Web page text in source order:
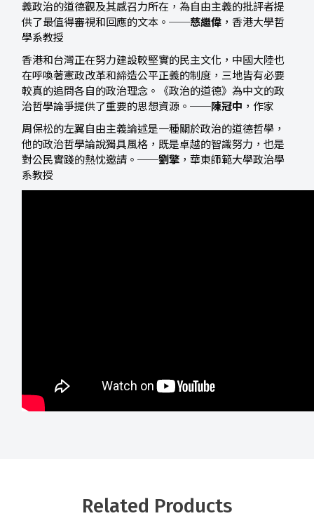
義政治的道德觀及其感召力所在，為自由主義的批評者提
供了最值得審視和回應的文本。──慈繼偉 ，香港大學哲
學系教授
香港和台灣正在努力建設較堅實的民主文化，中國大陸也
在呼喚著憲政改革和締造公平正義的制度，三地皆有必要
較真的追問各自的政治理念。《政治的道德》為中文的政
治哲學論爭提供了重要的思想資源。──陳冠中 ，作家
周保松的左翼自由主義論述是一種關於政治的道德哲學，
他的政治哲學論說獨具風格，既是卓越的智識努力，也是
對公民實踐的熱忱邀請。──劉擎 ，華東師範大學政治學
系教授
Related Products